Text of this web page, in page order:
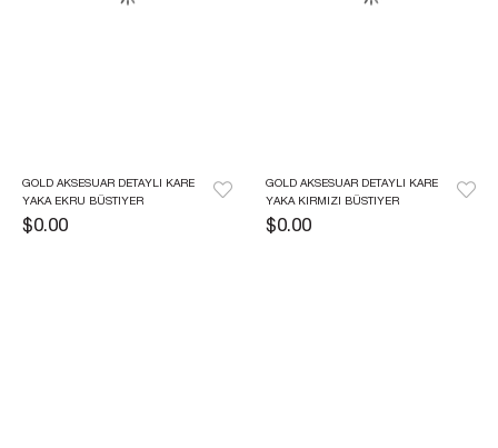
GOLD AKSESUAR DETAYLI KARE
YAKA EKRU BÜSTIYER
$0.00
GOLD AKSESUAR DETAYLI KARE
YAKA KIRMIZI BÜSTIYER
$0.00